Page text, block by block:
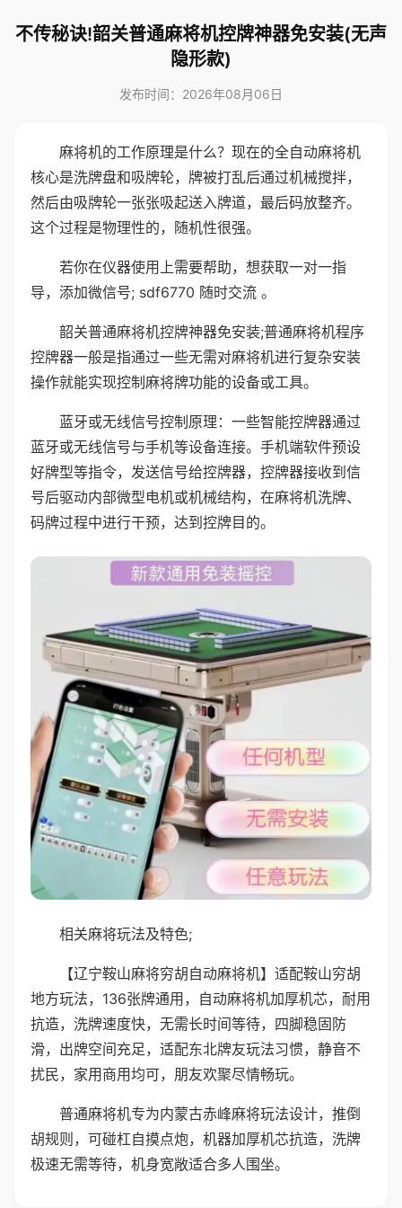
不传秘诀!韶关普通麻将机控牌神器免安装(无声
隐形款)
发布时间：2026年08月06日
麻将机的工作原理是什么？现在的全自动麻将机
核心是洗牌盘和吸牌轮，牌被打乱后通过机械搅拌，
然后由吸牌轮一张张吸起送入牌道，最后码放整齐。
这个过程是物理性的，随机性很强。
若你在仪器使用上需要帮助，想获取一对一指
导，添加微信号; sdf6770 随时交流 。
韶关普通麻将机控牌神器免安装;普通麻将机程序
控牌器一般是指通过一些无需对麻将机进行复杂安装
操作就能实现控制麻将牌功能的设备或工具。
蓝牙或无线信号控制原理：一些智能控牌器通过
蓝牙或无线信号与手机等设备连接。手机端软件预设
好牌型等指令，发送信号给控牌器，控牌器接收到信
号后驱动内部微型电机或机械结构，在麻将机洗牌、
码牌过程中进行干预，达到控牌目的。
相关麻将玩法及特色;
【辽宁鞍山麻将穷胡自动麻将机】适配鞍山穷胡
地方玩法，136张牌通用，自动麻将机加厚机芯，耐用
抗造，洗牌速度快，无需长时间等待，四脚稳固防
滑，出牌空间充足，适配东北牌友玩法习惯，静音不
扰民，家用商用均可，朋友欢聚尽情畅玩。
普通麻将机专为内蒙古赤峰麻将玩法设计，推倒
胡规则，可碰杠自摸点炮，机器加厚机芯抗造，洗牌
极速无需等待，机身宽敞适合多人围坐。